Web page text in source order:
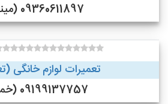
09360611897 (میناب)
تعمیرات لوازم خانگی
09199137757 (خمین )